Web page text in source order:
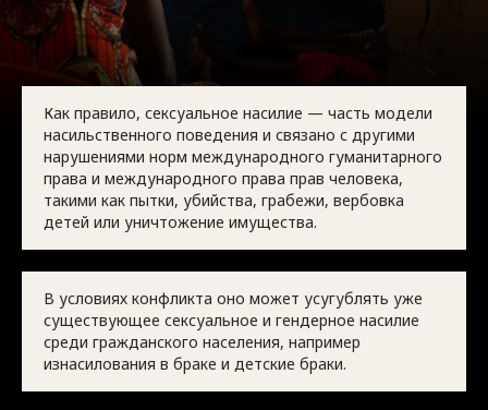
Как правило, сексуальное насилие — часть модели
насильственного поведения и связано с другими
нарушениями норм международного гуманитарного
права и международного права прав человека,
такими как пытки, убийства, грабежи, вербовка
детей или уничтожение имущества.
В условиях конфликта оно может усугублять уже
существующее сексуальное и гендерное насилие
среди гражданского населения, например
изнасилования в браке и детские браки.